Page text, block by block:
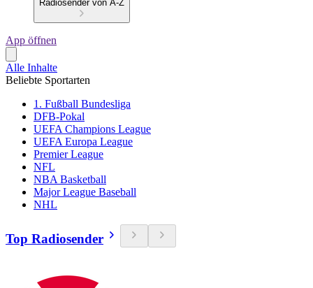
Radiosender von A-Z
App öffnen
Alle Inhalte
Beliebte Sportarten
1. Fußball Bundesliga
DFB-Pokal
UEFA Champions League
UEFA Europa League
Premier League
NFL
NBA Basketball
Major League Baseball
NHL
Top Radiosender